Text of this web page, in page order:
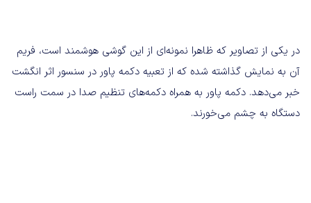
در یکی از تصاویر که ظاهرا نمونه‌ای از این گوشی هوشمند است، فریم
آن به نمایش گذاشته شده که از تعبیه دکمه پاور در سنسور اثر انگشت
خبر می‌دهد. دکمه پاور به همراه دکمه‌های تنظیم صدا در سمت راست
دستگاه به چشم می‌خورند.